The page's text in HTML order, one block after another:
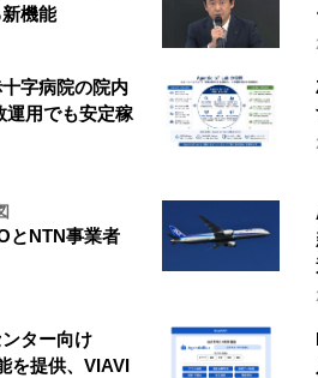
機能
字病院の院内
運用でも安定稼
NTN事業者
ター向け
を提供、VIAVI